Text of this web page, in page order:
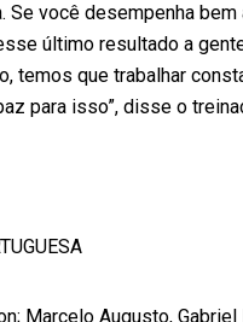
Se você desempenha
último resultado a
temos que trabalhar
para isso”, disse o
Marcelo Augusto,